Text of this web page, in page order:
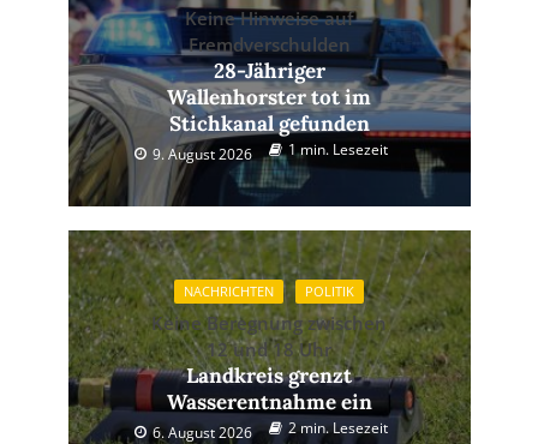
Keine Hinweise auf
Fremdverschulden
28-Jähriger
Wallenhorster tot im
Stichkanal gefunden
9. August 2026 1 min. Lesezeit
NACHRICHTEN POLITIK
Keine Beregnung zwischen
12 und 18 Uhr
Landkreis grenzt
Wasserentnahme ein
6. August 2026 2 min. Lesezeit